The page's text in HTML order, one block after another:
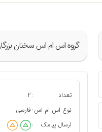
گروه اس ام اس سخنان
تعداد :
2
نوع اس ام اس : فارسی
ارسال پیامک
: